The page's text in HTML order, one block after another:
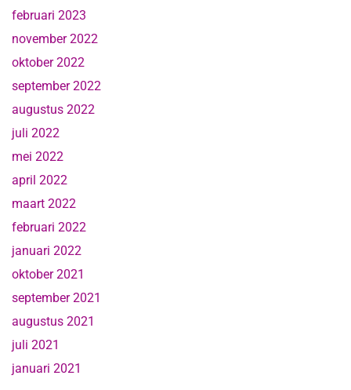
februari 2023
november 2022
oktober 2022
september 2022
augustus 2022
juli 2022
mei 2022
april 2022
maart 2022
februari 2022
januari 2022
oktober 2021
september 2021
augustus 2021
juli 2021
januari 2021